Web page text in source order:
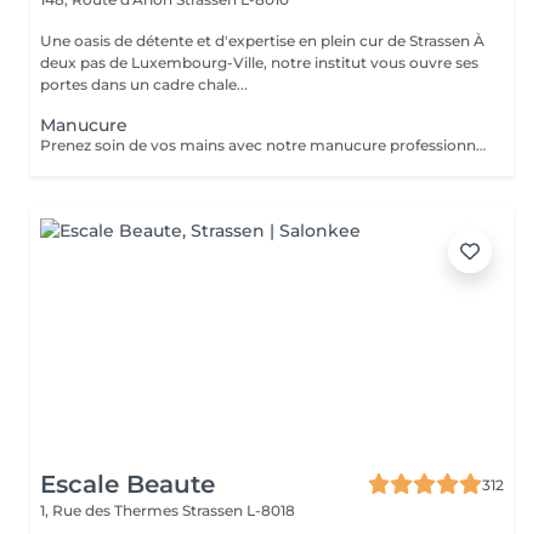
Une oasis de détente et d'expertise en plein cur de Strassen À
deux pas de Luxembourg-Ville, notre institut vous ouvre ses
portes dans un cadre chale...
Manucure
Prenez soin de vos mains avec notre manucure professionnelle, pour des ongles soignés et une peau douce. - Limage et modelage précis des ongles - Soin des cuticules et hydratation des mains - Finition base fortifiante ou non Chaque séance est réalisée avec soin pour un résultat élégant et raffiné.
Escale Beaute
312
1, Rue des Thermes Strassen L-8018